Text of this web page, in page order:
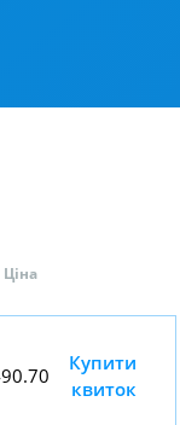
Ціна
Купити
квиток